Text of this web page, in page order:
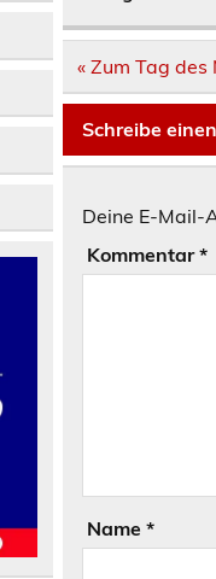
« Zum Tag
Schreibe
Deine E-Mail-
Kommentar*
Name*